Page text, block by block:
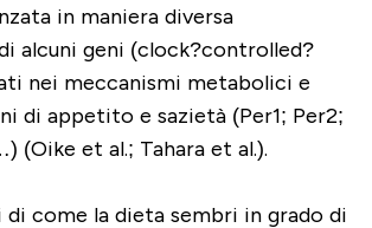
in maniera diversa
alcuni geni (clock?controlled?
nei meccanismi metabolici e
di appetito e sazietà (Per1; Per2;
(Oike et al.; Tahara et al.).
di come la dieta sembri in grado di